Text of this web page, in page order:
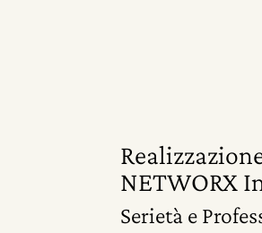
NETWORX
Serietà e